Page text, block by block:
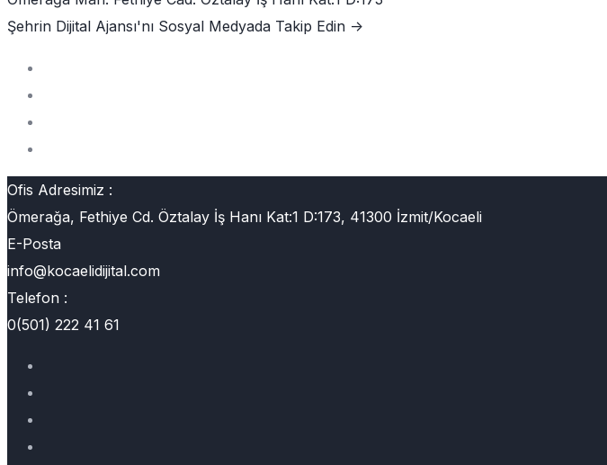
Şehrin Dijital Ajansı'nı Sosyal Medyada Takip Edin ->
Ofis Adresimiz :
Ömerağa, Fethiye Cd. Öztalay İş Hanı Kat:1 D:173, 41300 İzmit/Kocaeli
E-Posta
info@kocaelidijital.com
Telefon :
0(501) 222 41 61